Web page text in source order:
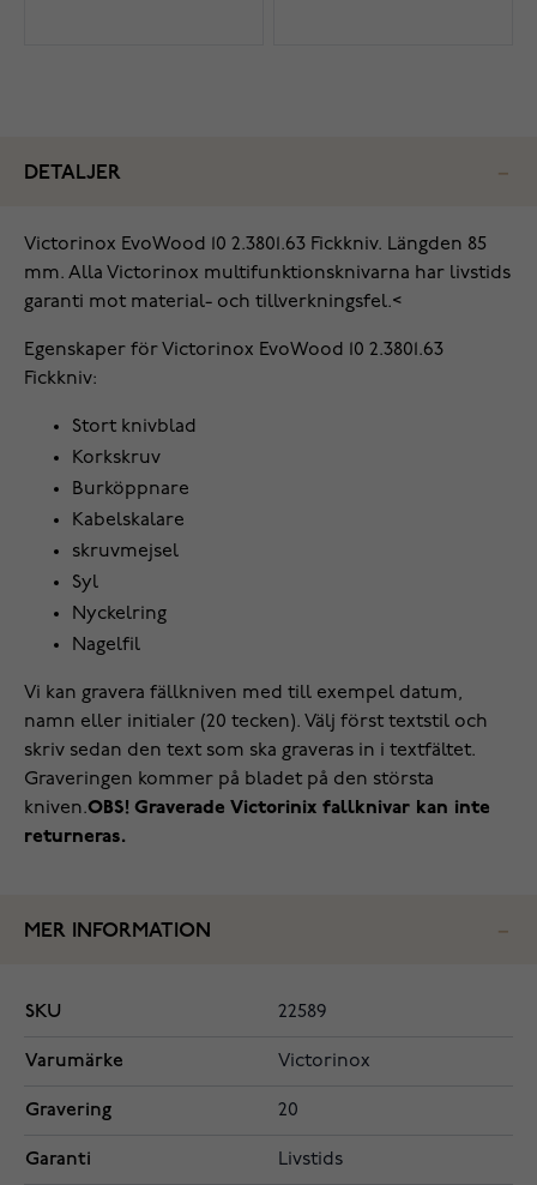
DETALJER
Victorinox EvoWood 10 2.3801.63 Fickkniv. Längden 85
mm. Alla Victorinox multifunktionsknivarna har livstids
garanti mot material- och tillverkningsfel.<
Egenskaper för Victorinox EvoWood 10 2.3801.63
Fickkniv:
Stort knivblad
Korkskruv
Burköppnare
‌Kabelskalare
skruvmejsel
Syl
Nyckelring
Nagelfil
Vi kan gravera fällkniven med till exempel datum,
namn eller initialer (20 tecken). Välj först textstil och
skriv sedan den text som ska graveras in i textfältet.
Graveringen kommer på bladet på den största
kniven.OBS! Graverade Victorinix fallknivar kan inte
returneras.
MER INFORMATION
SKU 22589
Varumärke Victorinox
Gravering 20
Garanti Livstids